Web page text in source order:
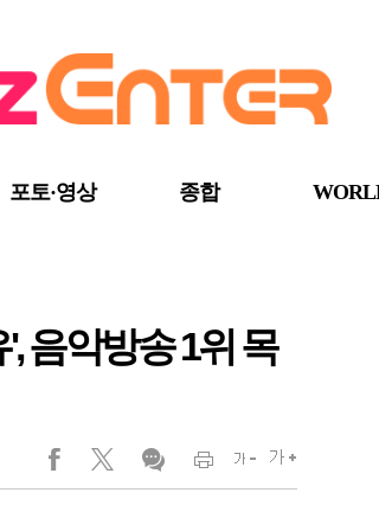
포토·영상 종합
음악방송 1위 목